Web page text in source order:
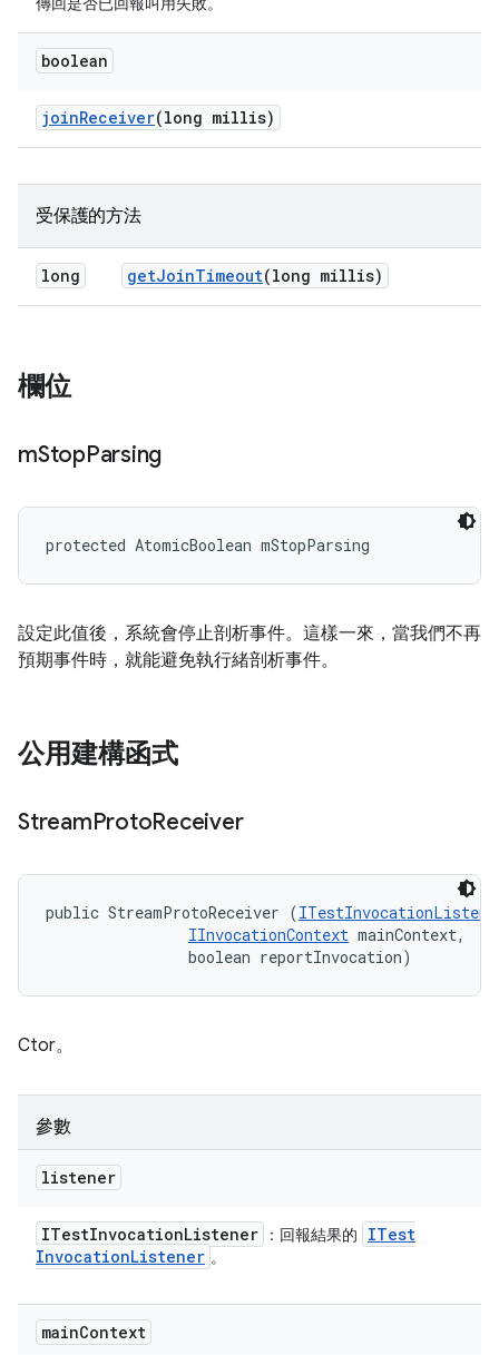
boolean
joinReceiver(long millis)
受保護的方法
long getJoinTimeout(long millis)
欄位
mStopParsing
protected AtomicBoolean mStopParsing
設定此值後，系統會停止剖析事件。這樣一來，當我們不再
預期事件時，就能避免執行緒剖析事件。
公用建構函式
StreamProtoReceiver
public StreamProtoReceiver (
IInvocationContext mainContext,
                boolean reportInvocation)
Ctor。
參數
listener
ITestInvocationListener ：回報結果的
ITest
InvocationListener 。
mainContext